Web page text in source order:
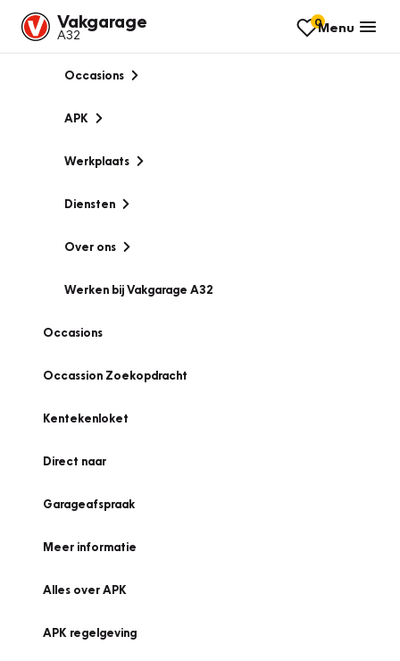
Vakgarage
A32
0Menu
Occasions
APK
Werkplaats
Diensten
Over ons
Werken bij Vakgarage A32
Occasions
Occassion Zoekopdracht
Kentekenloket
Direct naar
Garageafspraak
Meer informatie
Alles over APK
APK regelgeving